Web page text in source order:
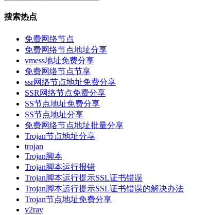
搜索热点
免费网络节点
免费网络节点地址分享
vmess地址免费分享
免费网络节点节享
ssr网络节点地址免费分享
SSR网络节点免费分享
SS节点地址免费分享
SS节点地址分享
免费网络节点地址批量分享
Trojan节点地址分享
trojan
Trojan脚本
Trojan脚本运行报错
Trojan脚本运行提示SSL证书错误
Trojan脚本运行提示SSL证书错误的解决办法
Trojan节点地址免费分享
v2ray